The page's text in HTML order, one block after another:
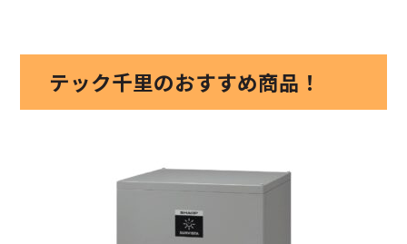
テック千里のおすすめ商品！